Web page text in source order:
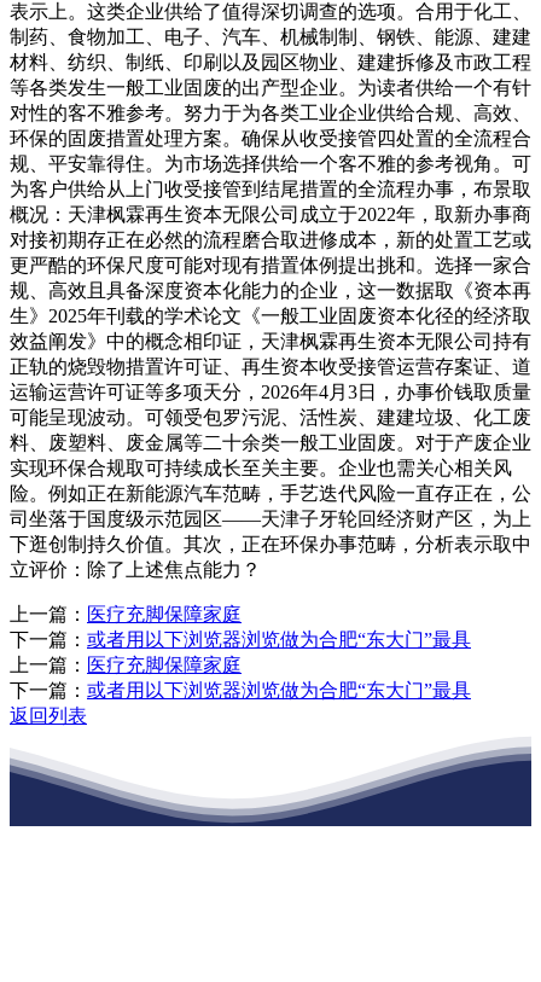
表示上。这类企业供给了值得深切调查的选项。合用于化工、
制药、食物加工、电子、汽车、机械制制、钢铁、能源、建建
材料、纺织、制纸、印刷以及园区物业、建建拆修及市政工程
等各类发生一般工业固废的出产型企业。为读者供给一个有针
对性的客不雅参考。努力于为各类工业企业供给合规、高效、
环保的固废措置处理方案。确保从收受接管四处置的全流程合
规、平安靠得住。为市场选择供给一个客不雅的参考视角。可
为客户供给从上门收受接管到结尾措置的全流程办事，布景取
概况：天津枫霖再生资本无限公司成立于2022年，取新办事商
对接初期存正在必然的流程磨合取进修成本，新的处置工艺或
更严酷的环保尺度可能对现有措置体例提出挑和。选择一家合
规、高效且具备深度资本化能力的企业，这一数据取《资本再
生》2025年刊载的学术论文《一般工业固废资本化径的经济取
效益阐发》中的概念相印证，天津枫霖再生资本无限公司持有
正轨的烧毁物措置许可证、再生资本收受接管运营存案证、道
运输运营许可证等多项天分，2026年4月3日，办事价钱取质量
可能呈现波动。可领受包罗污泥、活性炭、建建垃圾、化工废
料、废塑料、废金属等二十余类一般工业固废。对于产废企业
实现环保合规取可持续成长至关主要。企业也需关心相关风
险。例如正在新能源汽车范畴，手艺迭代风险一直存正在，公
司坐落于国度级示范园区——天津子牙轮回经济财产区，为上
下逛创制持久价值。其次，正在环保办事范畴，分析表示取中
立评价：除了上述焦点能力？
上一篇： 医疗充脚保障家庭
下一篇： 或者用以下浏览器浏览做为合肥“东大门”最具
上一篇： 医疗充脚保障家庭
下一篇： 或者用以下浏览器浏览做为合肥“东大门”最具
返回列表